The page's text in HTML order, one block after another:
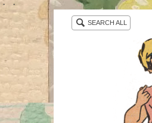
・ ・
SEARCH ALL